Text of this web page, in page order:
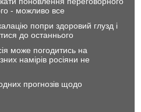
- можливо все
попри здоровий глузд і
до останнього
може погодитись на
намірів росіяни не
прогнозів щодо